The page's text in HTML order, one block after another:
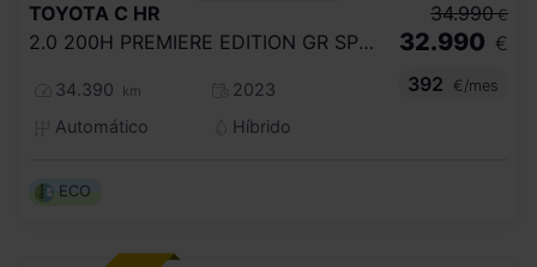
TOYOTA C HR
2.0 200H PREMIERE EDITION GR SPORT
34.390 km
2023
Automático
Híbrido
34.990 €
32.990 €
392
€/mes
ECO